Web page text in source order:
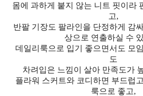
몸에 과하게 붙지 않는 니트 핏이라
고,
반팔 기장도 팔라인을 단정하게 감
상으로 연출하실 수
데일리룩으로 입기 좋으면서도 모
도
차려입은 느낌이 살아 만족도가
플라워 스커트와 코디하면 부드럽
룩으로 좋고,